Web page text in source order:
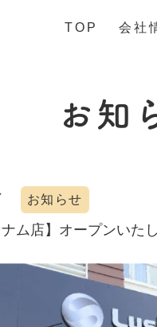
TOP 会社
お知
お知らせ
ム店】オープンいた